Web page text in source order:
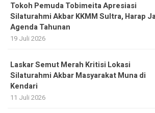
Tokoh Pemuda Tobimeita Apresiasi
Silaturahmi Akbar KKMM Sultra, Harap
Agenda Tahunan
19 Juli 2026
Laskar Semut Merah Kritisi Lokasi
Silaturahmi Akbar Masyarakat Muna di
Kendari
11 Juli 2026